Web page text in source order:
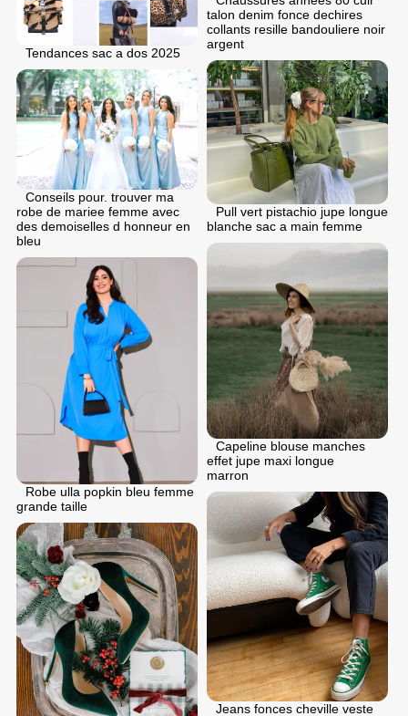
talon denim fonce dechires
collants resille bandouliere noir
argent
Tendances sac a dos 2025
Pull vert pistachio jupe longue
blanche sac a main femme
Conseils pour. trouver ma
robe de mariee femme avec
des demoiselles d honneur en
bleu
Capeline blouse manches
effet jupe maxi longue
marron
Robe ulla popkin bleu femme
grande taille
Jeans fonces cheville veste